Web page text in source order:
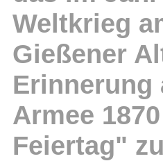
Weltkrieg
Gießener
Erinnerung
Armee
Feiertag"